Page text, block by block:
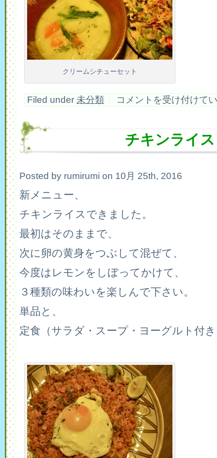
クリームシチューセット
Filed under 未分類
ク
リ
ー
コメントを受け付けて
チキンライス
Posted by rumirumi on 10月 25th, 2016
新メニュー、
チキンライスできました。
最初はそのままで、
次に卵の黄身をつぶして混ぜて、
今度はレモンをしぼってかけて、
３種類の味わいを楽しんで下さい。
単品と、
定食（サラダ・スープ・ヨーグルト付